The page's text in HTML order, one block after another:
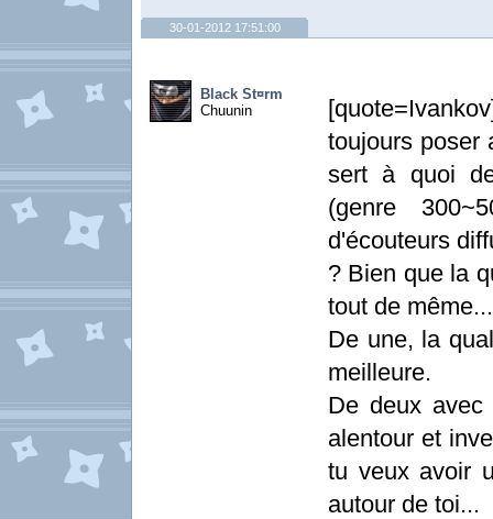
30-01-2012 17:51:00
Black St¤rm
Chuunin
toujours poser
sert à quoi
(genre
d'écouteurs
? Bien que la
tout de
De une, la
meilleure.
De deux
alentour et
tu veux avoir
autour de toi...